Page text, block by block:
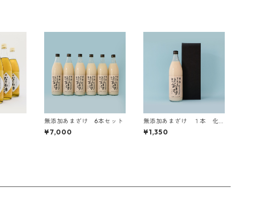
無添加あまざけ 6本セット
¥7,000
無添加あまざけ １本 化
粧箱入
¥1,350